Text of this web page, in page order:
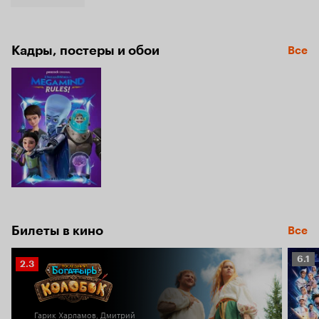
Кадры, постеры и обои Все
Билеты в кино Все
Рейтинг
Кинопоиска
2.3
Гарик Харламов, Дмитрий
6.1
6.1